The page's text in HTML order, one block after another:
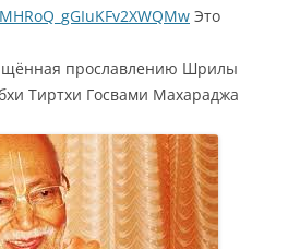
Это
прославлению Шрилы
Тиртхи Госвами Махараджа